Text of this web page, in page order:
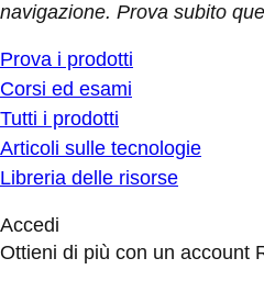
navigazione. Prova subito
Prova i prodotti
Corsi ed esami
Tutti i prodotti
Articoli sulle tecnologie
Libreria delle risorse
Accedi
Ottieni di più con un account